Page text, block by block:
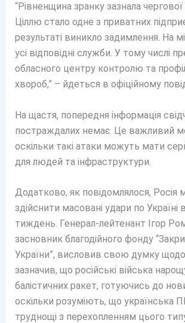
“Рівненщина зранку зазнала
Ціллю стало одне з приватних
результаті виникло задимлення. На
усі відповідні служби. У тому числі
обласного центру контролю та
хвороб,” – йдеться в офіційному
На щастя, попередня інформація
постраждалих немає. Це важливий
оскільки такі атаки можуть мати
для людей та інфраструктури.
Додатково, як повідомлялося, Росія
здійснити масовані удари по Україні
тиждень. Генерал-лейтенант Ігор
засновник благодійного фонду
України”, висловив свою думку щодо
зазначив, що російські війська
балістичних ракет, готуючись до
оскільки розуміють, що українська
труднощі з перехопленням цього